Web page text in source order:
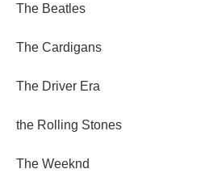
The Beatles
The Cardigans
The Driver Era
the Rolling Stones
The Weeknd